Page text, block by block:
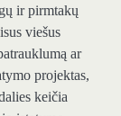
ir pirmtakų
viešus
ar
projektas,
keičia